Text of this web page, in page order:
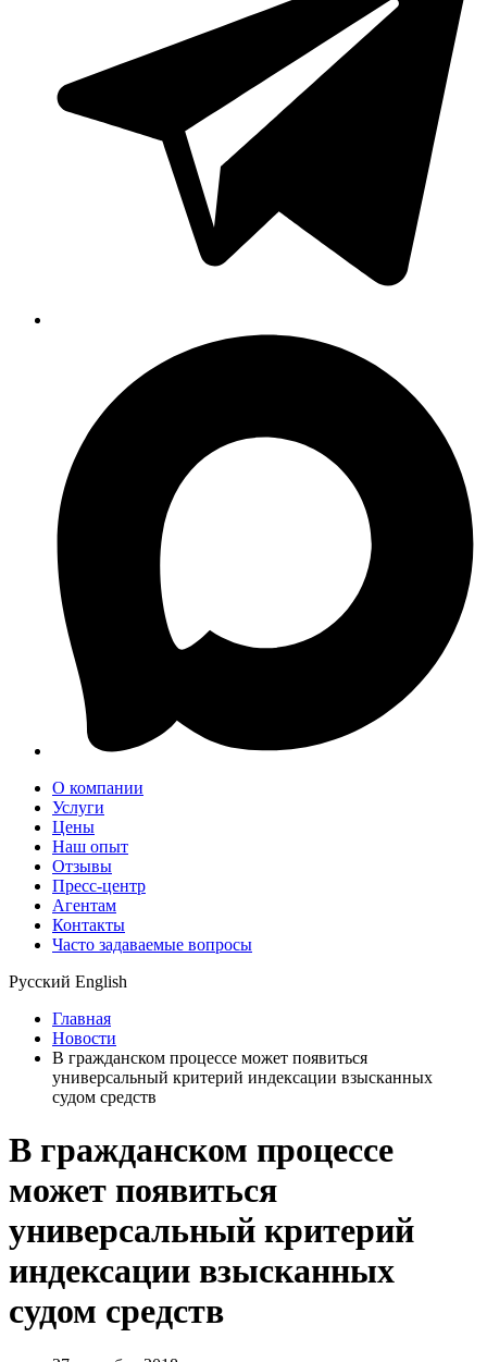
О компании
Услуги
Цены
Наш опыт
Отзывы
Пресс-центр
Агентам
Контакты
Часто задаваемые вопросы
Русский English
Главная
Новости
В гражданском процессе может появиться
универсальный критерий индексации взысканных
судом средств
В гражданском процессе
может появиться
универсальный критерий
индексации взысканных
судом средств